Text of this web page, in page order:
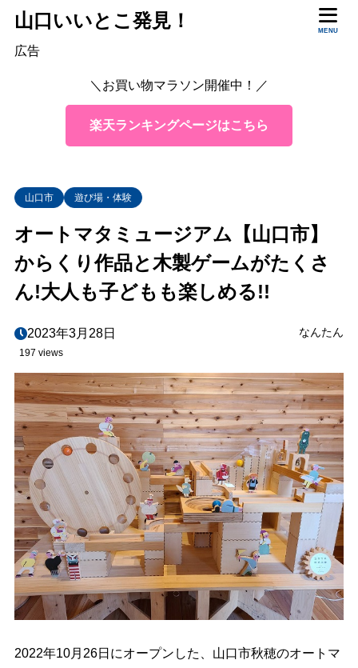
山口いいとこ発見！ MENU
広告
＼お買い物マラソン開催中！／
楽天ランキングページはこちら
山口市 遊び場・体験
オートマタミュージアム【山口市】
からくり作品と木製ゲームがたくさ
ん!大人も子どもも楽しめる!!
2023年3月28日 なんたん
197 views
2022年10月26日にオープンした、山口市秋穂のオートマ
「musse AUTOMATON（ミュゼ・オートマトン）」
基本情報
2.1 木の香りが満ちた柔らかな空間
2.2 1階・木製ゲームやレトロなゲームを体験！
2.3 2階・オートマタの展示をゆっくり鑑賞
3 「カフェ・オートマトン」で手作りケーキを
4 まとめ